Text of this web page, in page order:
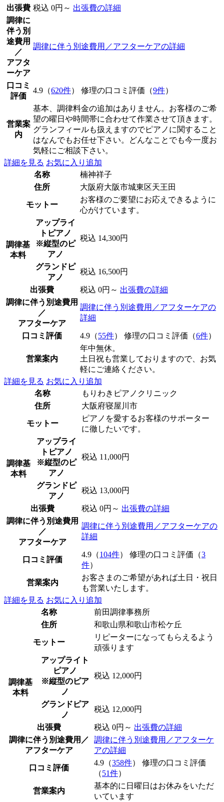
出張費 税込 0円～ 出張費の詳細
調律に
伴う別
途費用
／
アフタ
ーケア
調律に伴う別途費用／アフターケアの詳細
口コミ
評価
4.9（620件） 修理の口コミ評価（9件）
営業案
内
基本、調律料金の追加はありません。お客様のご希
望の曜日や時間帯に合わせて作業させて頂きます。
グランフィールも扱えますのでピアノに関すること
はなんでもお任せ下さい。どんなことでも今一度お
気軽にご相談下さい。
詳細を見る お気に入り追加
名称
楠神祥子
住所
大阪府大阪市城東区天王田
モットー
お客様のご要望にお応えできるように
心がけています。
調律基
本料
アップライ
トピアノ
※縦型のピ
アノ
税込 14,300円
グランドピ
アノ
税込 16,500円
出張費 税込 0円～ 出張費の詳細
調律に伴う別途費用
／
アフターケア
調律に伴う別途費用／アフターケアの
詳細
口コミ評価 4.9（55件） 修理の口コミ評価（6件）
営業案内
年中無休。
土日祝も営業しておりますので、お気
軽にご連絡ください。
詳細を見る お気に入り追加
名称
もりわきピアノクリニック
住所
大阪府寝屋川市
モットー
ピアノを愛するお客様のサポーター
に徹したいです。
調律基
本料
アップライ
トピアノ
※縦型のピ
アノ
税込 11,000円
グランドピ
アノ
税込 13,000円
出張費 税込 0円～ 出張費の詳細
調律に伴う別途費用
／
アフターケア
調律に伴う別途費用／アフターケアの
詳細
口コミ評価
4.9（104件） 修理の口コミ評価（3
件）
営業案内
お客さまのご希望があれば土日・祝日
も営業いたします。
詳細を見る お気に入り追加
名称
前田調律事務所
住所
和歌山県和歌山市松ケ丘
モットー
リピーターになってもらえるよう
頑張ります
調律基
本料
アップライト
ピアノ
※縦型のピア
ノ
税込 12,000円
グランドピア
ノ
税込 12,000円
出張費 税込 0円～ 出張費の詳細
調律に伴う別途費用／
アフターケア
調律に伴う別途費用／アフターケ
アの詳細
口コミ評価
4.9（358件） 修理の口コミ評価
（51件）
営業案内
基本的に日曜日はお休みをいただ
いています